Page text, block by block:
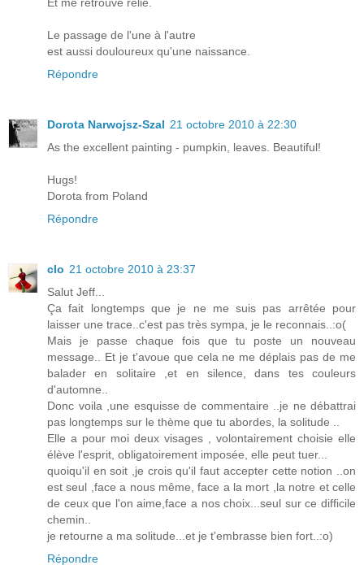
Et me retrouve relié.
Le passage de l'une à l'autre
est aussi douloureux qu'une naissance.
Répondre
Dorota Narwojsz-Szal 21 octobre 2010 à 22:30
As the excellent painting - pumpkin, leaves. Beautiful!
Hugs!
Dorota from Poland
Répondre
clo 21 octobre 2010 à 23:37
Salut Jeff...
Ça fait longtemps que je ne me suis pas arrêtée pour
laisser une trace..c'est pas très sympa, je le reconnais..:o(
Mais je passe chaque fois que tu poste un nouveau
message.. Et je t'avoue que cela ne me déplais pas de me
balader en solitaire ,et en silence, dans tes couleurs
d'automne..
Donc voila ,une esquisse de commentaire ..je ne débattrai
pas longtemps sur le thème que tu abordes, la solitude ..
Elle a pour moi deux visages , volontairement choisie elle
élève l'esprit, obligatoirement imposée, elle peut tuer...
quoiqu'il en soit ,je crois qu'il faut accepter cette notion ..on
est seul ,face a nous même, face a la mort ,la notre et celle
de ceux que l'on aime,face a nos choix...seul sur ce difficile
chemin..
je retourne a ma solitude...et je t'embrasse bien fort..:o)
Répondre